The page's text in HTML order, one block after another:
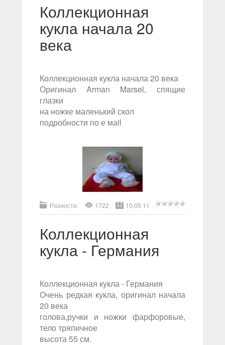
Коллекционная
кукла начала 20
века
Коллекционная кукла начала 20 века
Оригинал Arman Marsel, спящие
глазки
на ножке маленький скол
подробности по е маil
Разности. 1722 10.05.11
Коллекционная
кукла - Германия
Коллекционная кукла - Германия
Очень редкая кукла, оригинал начала
20 века
голова,ручки и ножки фарфоровые,
тело тряпичное
высота 55 см.